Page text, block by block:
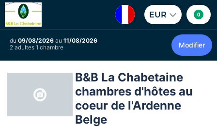
EUR 0
du 09/08/2026 au 11/08/2026
2 adultes 1 chambre
Modifier
B&B La Chabetaine
chambres d'hôtes au
coeur de l'Ardenne
Belge